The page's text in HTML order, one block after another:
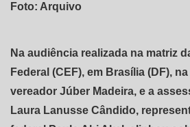
Foto: Arquivo
Na audiência realizada na matriz
Federal (CEF), em Brasília (DF),
vereador Júber Madeira, e a
Laura Lanusse Cândido,